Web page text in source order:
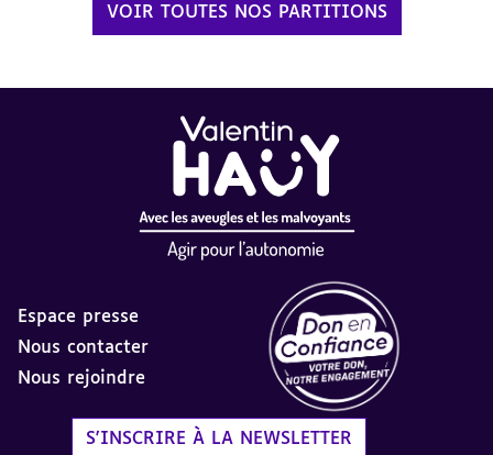
VOIR TOUTES NOS PARTITIONS
Espace presse
Nous contacter
Nous rejoindre
S'INSCRIRE À LA NEWSLETTER